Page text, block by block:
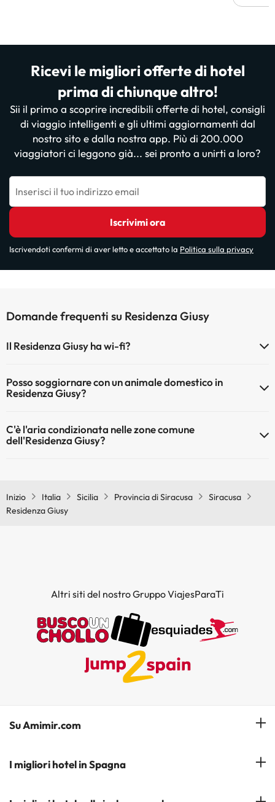
Ricevi le migliori offerte di hotel
prima di chiunque altro!
Sii il primo a scoprire incredibili offerte di hotel, consigli
di viaggio intelligenti e gli ultimi aggiornamenti dal
nostro sito e dalla nostra app. Più di 200.000
viaggiatori ci leggono già... sei pronto a unirti a loro?
Inserisci il tuo indirizzo email
Iscrivimi ora
Iscrivendoti confermi di aver letto e accettato la Politica sulla privacy
Domande frequenti su Residenza Giusy
Il Residenza Giusy ha wi-fi?
Posso soggiornare con un animale domestico in
Residenza Giusy?
C'è l'aria condizionata nelle zone comune
dell'Residenza Giusy?
Inizio Italia Sicilia Provincia di Siracusa
Siracusa
Residenza Giusy
Altri siti del nostro Gruppo ViajesParaTi
Su Amimir.com
Il Nostro Team
I migliori hotel in Spagna
Hotel a Salou